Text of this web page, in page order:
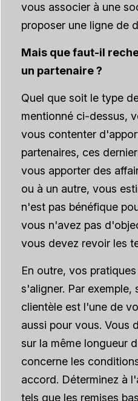
vous associer à une
proposer une ligne de
Mais que faut-il
un partenaire ?
Quel que soit le type
mentionné ci-dessus,
vous contenter
partenaires, ces
vous apporter des
ou à un autre, vous
n'est pas bénéfique
vous n'avez pas
vous devez revoir les
En outre, vos
s'aligner. Par exemple,
clientèle est l'une de
aussi pour vous. Vous
sur la même longueur
concerne les
accord. Déterminez à
tels que les remises